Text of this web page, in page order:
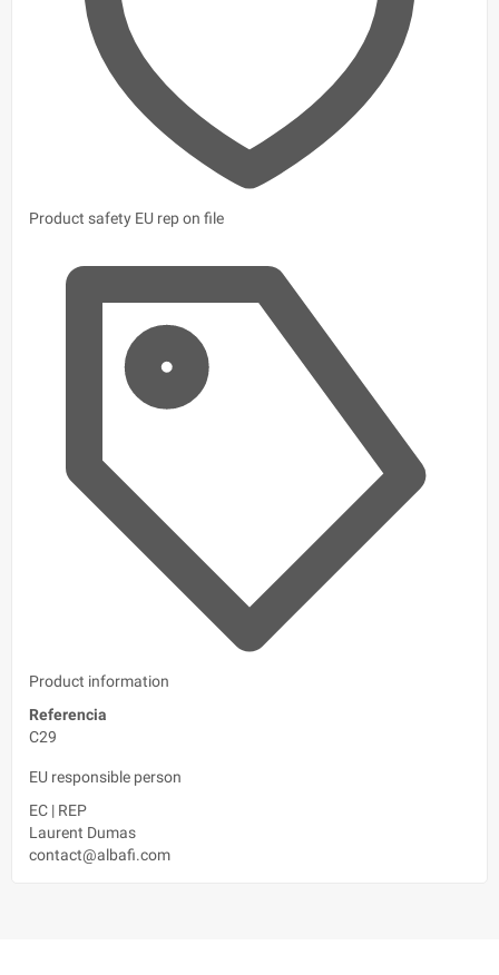
Product safety EU rep on file
Product information
Referencia
C29
EU responsible person
EC | REP
Laurent Dumas
contact@albafi.com